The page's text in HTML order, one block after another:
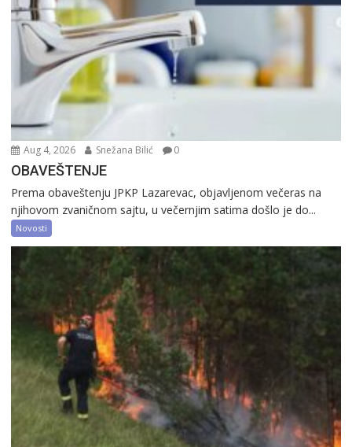
Aug 4, 2026 Snežana Bilić 0
OBAVEŠTENJE
Prema obaveštenju JPKP Lazarevac, objavljenom večeras na
njihovom zvaničnom sajtu, u večernjim satima došlo je do...
Novosti